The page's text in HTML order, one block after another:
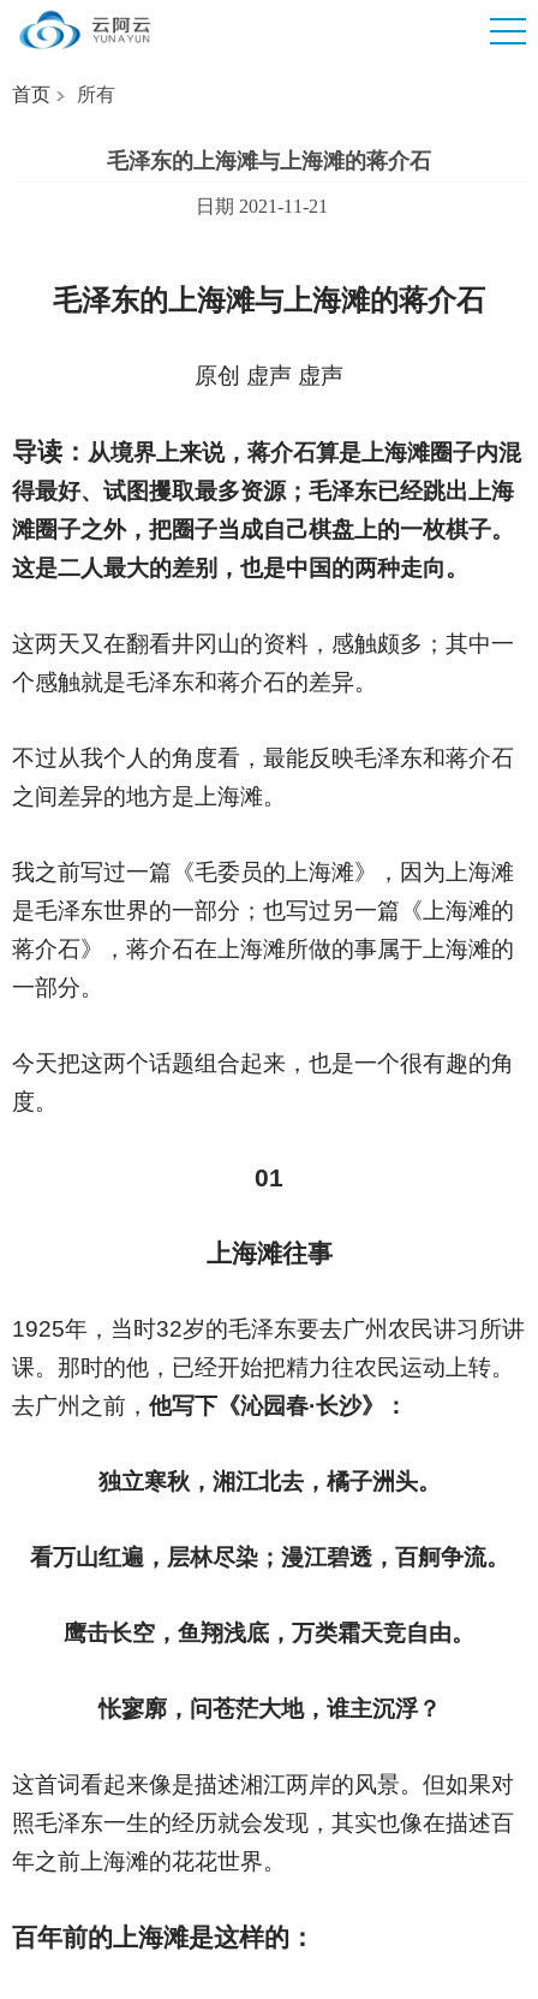
首页 所有
毛泽东的上海滩与上海滩的蒋介石
日期 2021-11-21
毛泽东的上海滩与上海滩的蒋介石
原创 虚声 虚声
导读： 从境界上来说，蒋介石算是上海滩圈子内混
得最好、试图攫取最多资源；毛泽东已经跳出上海
滩圈子之外，把圈子当成自己棋盘上的一枚棋子。
这是二人最大的差别，也是中国的两种走向。
这两天又在翻看井冈山的资料，感触颇多；其中一
个感触就是毛泽东和蒋介石的差异。
不过从我个人的角度看，最能反映毛泽东和蒋介石
之间差异的地方是上海滩。
我之前写过一篇《毛委员的上海滩》，因为上海滩
是毛泽东世界的一部分；也写过另一篇《上海滩的
蒋介石》，蒋介石在上海滩所做的事属于上海滩的
一部分。
今天把这两个话题组合起来，也是一个很有趣的角
度。
01
上海滩往事
1925年，当时32岁的毛泽东要去广州农民讲习所讲
课。那时的他，已经开始把精力往农民运动上转。
去广州之前， 他写下《沁园春·长沙》：
独立寒秋，湘江北去，橘子洲头。
看万山红遍，层林尽染；漫江碧透，百舸争流。
鹰击长空，鱼翔浅底，万类霜天竞自由。
怅寥廓，问苍茫大地，谁主沉浮？
这首词看起来像是描述湘江两岸的风景。但如果对
照毛泽东一生的经历就会发现，其实也像在描述百
年之前上海滩的花花世界。
百年前的上海滩是这样的：